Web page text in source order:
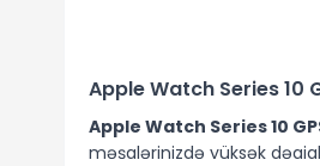
Apple Watch Series 10
Apple Watch Series 10
məşqlərinizdə yüksək